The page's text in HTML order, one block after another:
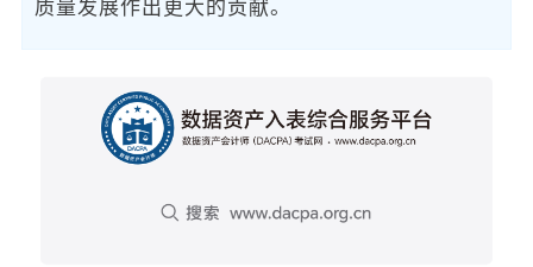
质量发展作出更大的贡献。